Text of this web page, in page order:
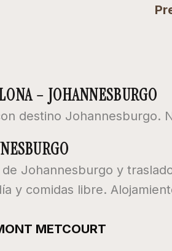
– JOHANNESBURGO
destino Johannesburgo.
Johannesburgo y
y comidas libre.
METCOURT